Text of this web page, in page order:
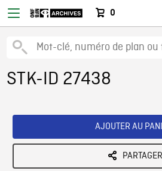
0
STK-ID 27438
AJOUTER AU
PARTAGER